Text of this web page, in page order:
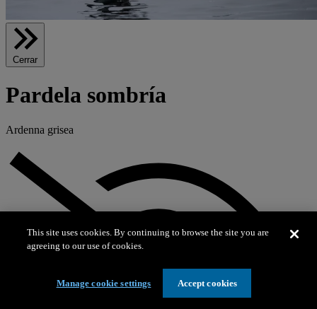
Cerrar
Pardela sombría
Ardenna grisea
This site uses cookies. By continuing to browse the site you are
agreeing to our use of cookies.
Manage cookie settings Accept cookies